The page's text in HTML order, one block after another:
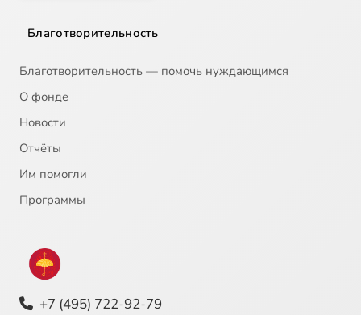
Благотворительность
Благотворительность — помочь нуждающимся
О фонде
Новости
Отчёты
Им помогли
Программы
+7 (495) 722-92-79